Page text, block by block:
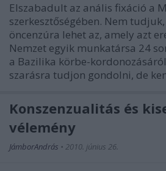
Elszabadult az anális fixáció a
szerkesztőségében. Nem
öncenzúra lehet az, amely azt
Nemzet egyik munkatársa 24
a Bazilika körbe-
szarásra tudjon gondolni, de
Konszenzualitás és
vélemény
JámborAndrás • 2010. június 26.